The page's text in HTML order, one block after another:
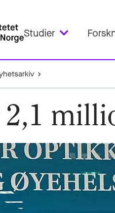
Studier
2,1